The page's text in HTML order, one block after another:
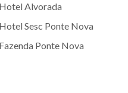
Hotel Alvorada
Hotel Sesc Ponte Nova
Fazenda Ponte Nova